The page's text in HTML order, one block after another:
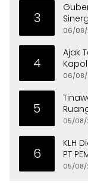
3
06/
4
Ajak
06/
5
05/08/
6
KLH
PT
05/08/